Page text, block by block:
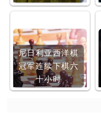
尼日利亚西洋棋
冠军连续下棋六
十小时